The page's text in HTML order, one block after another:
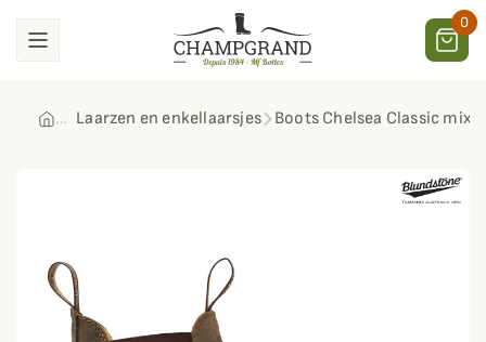
0
Laarzen en enkellaarsjes Boots Chelsea Classic